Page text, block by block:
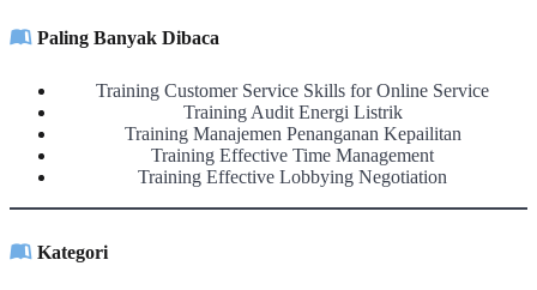
Paling Banyak Dibaca
Training Customer Service Skills for Online Service
Training Audit Energi Listrik
Training Manajemen Penanganan Kepailitan
Training Effective Time Management
Training Effective Lobbying Negotiation
Kategori